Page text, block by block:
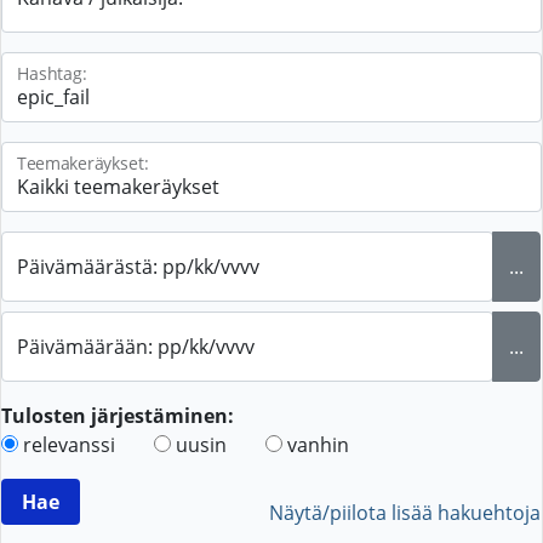
Hashtag:
Teemakeräykset:
Päivämäärästä: pp/kk/vvvv ...
Päivämäärään: pp/kk/vvvv ...
Tulosten järjestäminen:
relevanssi
uusin vanhin
Näytä/piilota lisää hakuehtoja